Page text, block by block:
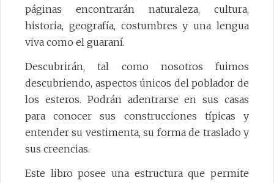
páginas encontrarán naturaleza, cultura,
historia, geografía, costumbres y una lengua
viva como el guaraní.
Descubrirán, tal como nosotros fuimos
descubriendo, aspectos únicos del poblador de
los esteros. Podrán adentrarse en sus casas
para conocer sus construcciones típicas y
entender su vestimenta, su forma de traslado y
sus creencias.
Este libro posee una estructura que permite